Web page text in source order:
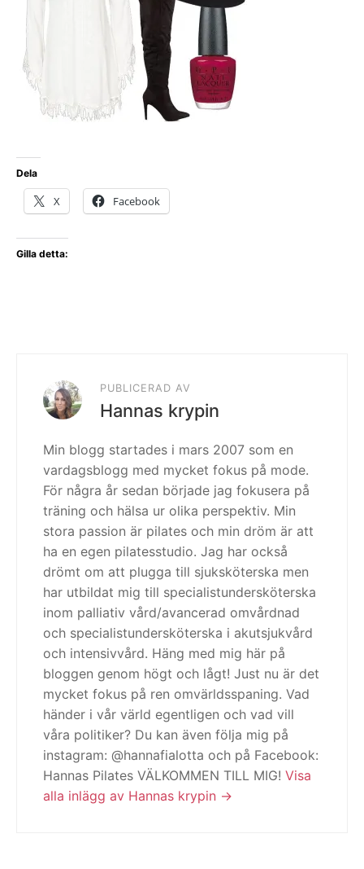
Dela
X Facebook
Gilla detta:
PUBLICERAD AV
Hannas krypin
Min blogg startades i mars 2007 som en
vardagsblogg med mycket fokus på mode.
För några år sedan började jag fokusera på
träning och hälsa ur olika perspektiv. Min
stora passion är pilates och min dröm är att
ha en egen pilatesstudio. Jag har också
drömt om att plugga till sjuksköterska men
har utbildat mig till specialistundersköterska
inom palliativ vård/avancerad omvårdnad
och specialistundersköterska i akutsjukvård
och intensivvård. Häng med mig här på
bloggen genom högt och lågt! Just nu är det
mycket fokus på ren omvärldsspaning. Vad
händer i vår värld egentligen och vad vill
våra politiker? Du kan även följa mig på
instagram: @hannafialotta och på Facebook:
Hannas Pilates VÄLKOMMEN TILL MIG! Visa
alla inlägg av Hannas krypin